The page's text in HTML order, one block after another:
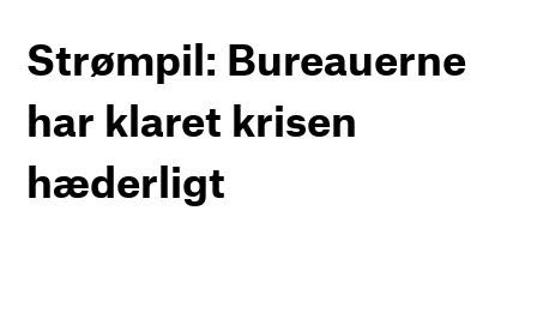
Strømpil: Bureauerne
har klaret krisen
hæderligt